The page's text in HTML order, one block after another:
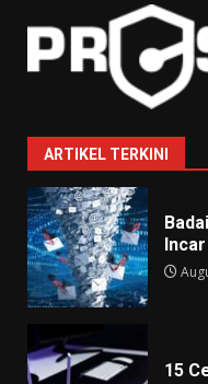
ARTIKEL TERKINI
15